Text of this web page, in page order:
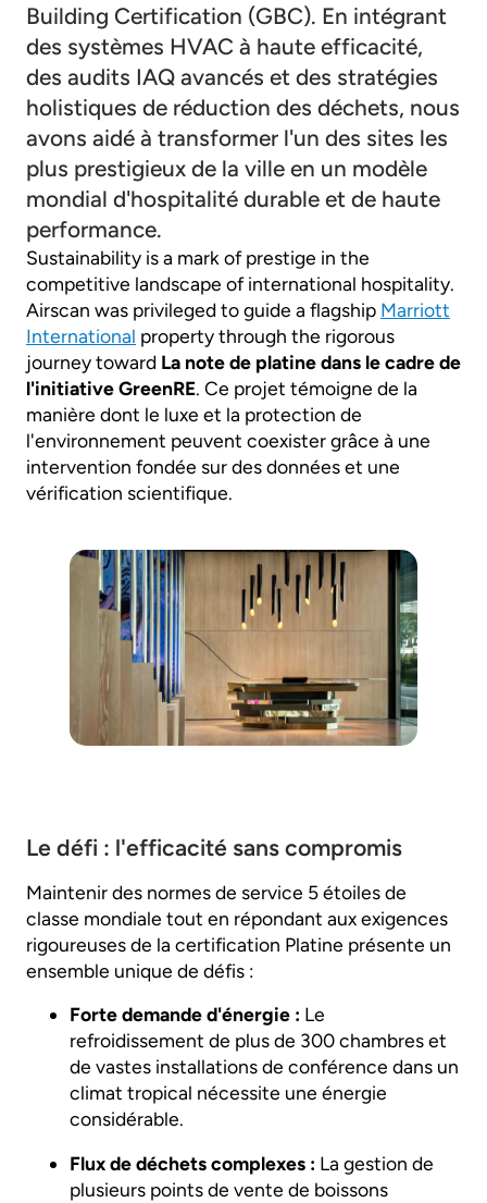
Building Certification (GBC). En intégrant
des systèmes HVAC à haute efficacité,
des audits IAQ avancés et des stratégies
holistiques de réduction des déchets, nous
avons aidé à transformer l'un des sites les
plus prestigieux de la ville en un modèle
mondial d'hospitalité durable et de haute
performance.
Sustainability is a mark of prestige in the
competitive landscape of international hospitality.
Airscan was privileged to guide a flagship Marriott
International property through the rigorous
journey toward La note de platine dans le cadre de
l'initiative GreenRE. Ce projet témoigne de la
manière dont le luxe et la protection de
l'environnement peuvent coexister grâce à une
intervention fondée sur des données et une
vérification scientifique.
Le défi : l'efficacité sans compromis
Maintenir des normes de service 5 étoiles de
classe mondiale tout en répondant aux exigences
rigoureuses de la certification Platine présente un
ensemble unique de défis :
Forte demande d'énergie : Le
refroidissement de plus de 300 chambres et
de vastes installations de conférence dans un
climat tropical nécessite une énergie
considérable.
Flux de déchets complexes : La gestion de
plusieurs points de vente de boissons